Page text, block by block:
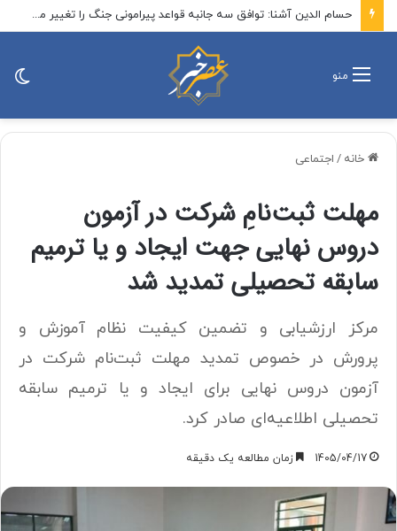
حسام الدین آشنا: توافق سه جانبه قواعد پیرامونی جنگ را تغییر می‌دهد / اثر فوری آن، کاهش کارایی تهدید علیه کشور‌های خلیج فارس و افزایش احتمال ورود ترکیه و پاکستان به منازعه در صورت حمله به عربستان است
منو
خانه / اجتماعی
مهلت ثبت‌نامِ شرکت در آزمون
دروس نهایی جهت ایجاد و یا ترمیم
سابقه تحصیلی تمدید شد
مرکز ارزشیابی و تضمین کیفیت نظام آموزش و
پرورش در خصوص تمدید مهلت ثبت‌نام شرکت در
آزمون دروس نهایی برای ایجاد و یا ترمیم سابقه
تحصیلی اطلاعیه‌ای صادر کرد.
1405/04/17 زمان مطالعه یک دقیقه